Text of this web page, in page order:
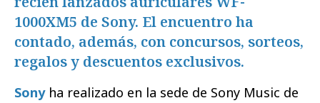
1000XM5 de Sony. El encuentro ha
contado, además, con concursos, sorteos,
regalos y descuentos exclusivos.
Sonyha realizado en la sede de Sony Music de